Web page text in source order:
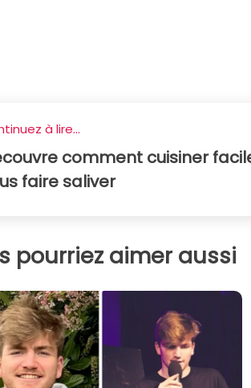
à lire...
comment cuisiner
faire saliver
pourriez aimer aussi